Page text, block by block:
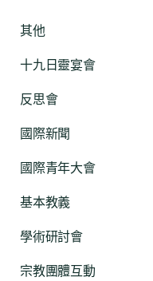
其他
十九日靈宴會
反思會
國際新聞
國際青年大會
基本教義
學術研討會
宗教團體互動